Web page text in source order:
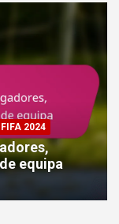
2024
equipa